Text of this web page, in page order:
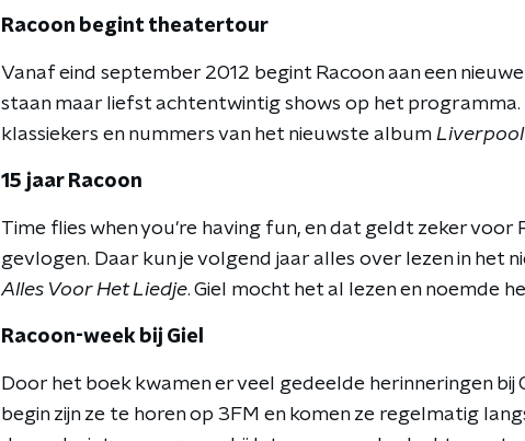
Racoon begint theatertour
Vanaf eind september 2012 begint Racoon aan een
staan maar liefst achtentwintig shows op het programma.
klassiekers en nummers van het nieuwste album Liverpool
15 jaar Racoon
Time flies when you're having fun, en dat geldt zeker voor
gevlogen. Daar kun je volgend jaar alles over lezen in het
Alles Voor Het Liedje. Giel mocht het al lezen en noemde
Racoon-week bij Giel
Door het boek kwamen er veel gedeelde herinneringen bij
begin zijn ze te horen op 3FM en komen ze regelmatig